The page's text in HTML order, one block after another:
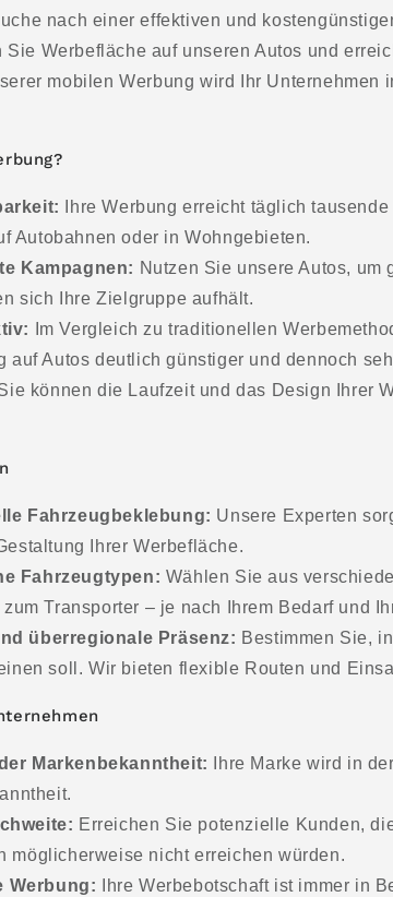
nach einer effektiven und
Sie Werbefläche auf unseren Autos und
mobilen Werbung wird Ihr Unternehmen
Ihre Werbung erreicht täglich
Autobahnen oder in Wohngebieten.
Kampagnen: Nutzen Sie unsere Autos, um
sich Ihre Zielgruppe aufhält.
Im Vergleich zu traditionellen
auf Autos deutlich günstiger und dennoch
können die Laufzeit und das Design Ihrer
Fahrzeugbeklebung: Unsere Experten
Ihrer Werbefläche.
Fahrzeugtypen: Wählen Sie aus
Transporter – je nach Ihrem Bedarf und
überregionale Präsenz: Bestimmen Sie,
soll. Wir bieten flexible Routen und
Markenbekanntheit:
Ihre Marke wird in
Erreichen Sie potenzielle Kunden,
möglicherweise nicht erreichen würden.
Werbung: Ihre Werbebotschaft ist immer in